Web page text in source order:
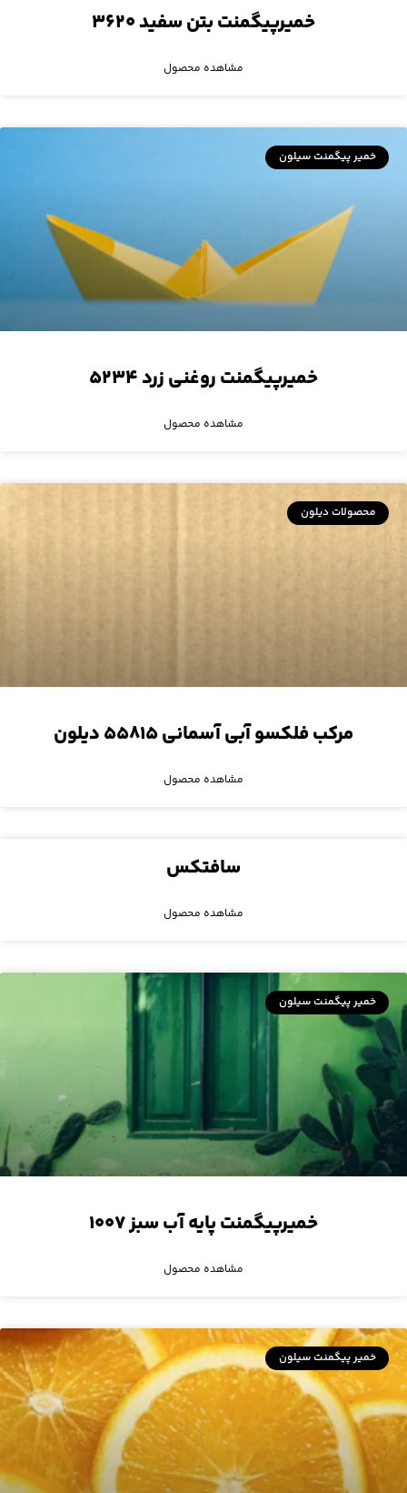
خمیرپیگمنت بتن سفید ۳۶۲۰
مشاهده محصول
خمیر پیگمنت سیلون
خمیرپیگمنت روغنی زرد ۵۲۳۴
مشاهده محصول
محصولات دیلون
مرکب فلکسو آبی آسمانی ۵۵۸۱۵ دیلون
مشاهده محصول
سافتکس
مشاهده محصول
خمیر پیگمنت سیلون
خمیرپیگمنت پایه آب سبز ۱۰۰۷
مشاهده محصول
خمیر پیگمنت سیلون